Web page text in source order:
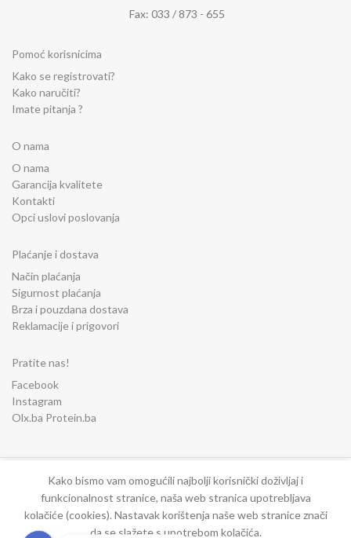
Fax: 033 / 873 - 655
Pomoć korisnicima
Kako se registrovati?
Kako naručiti?
Imate pitanja ?
O nama
O nama
Garancija kvalitete
Kontakti
Opci uslovi poslovanja
Plaćanje i dostava
Način plaćanja
Sigurnost plaćanja
Brza i pouzdana dostava
Reklamacije i prigovori
Pratite nas!
Facebook
Instagram
Olx.ba Protein.ba
Kako bismo vam omogućili najbolji korisnički doživljaj i
funkcionalnost stranice, naša web stranica upotrebljava
kolačiće (cookies). Nastavak korištenja naše web stranice znači
da se slažete s upotrebom kolačića.